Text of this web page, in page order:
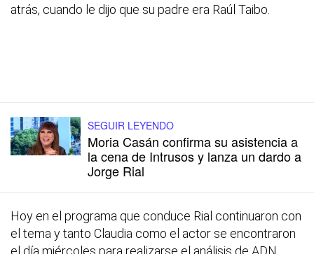
atrás, cuando le dijo que su padre era Raúl Taibo.
SEGUIR LEYENDO
Moria Casán confirma su asistencia a
la cena de Intrusos y lanza un dardo a
Jorge Rial
Hoy en el programa que conduce Rial continuaron con
el tema y tanto Claudia como el actor se encontraron
el día miércoles para realizarse el análisis de ADN.